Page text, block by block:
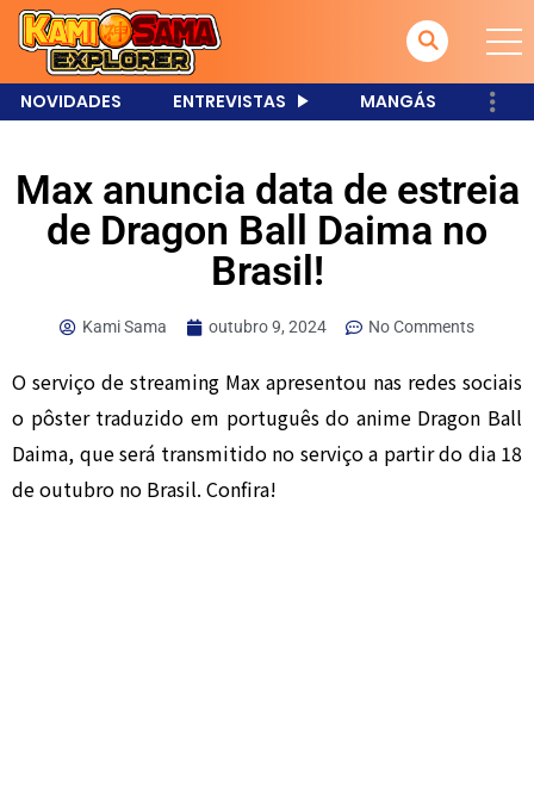
NOVIDADES ENTREVISTAS MANGÁS
Max anuncia data de estreia
de Dragon Ball Daima no
Brasil!
Kami Sama outubro 9, 2024 No Comments
O serviço de streaming Max apresentou nas redes sociais
o pôster traduzido em português do anime Dragon Ball
Daima, que será transmitido no serviço a partir do dia 18
de outubro no Brasil. Confira!